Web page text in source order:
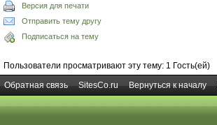
Версия для печати
Отправить тему другу
Подписаться на тему
Пользователи просматривают эту тему: 1 Гость(ей)
Обратная связь
SitesCo.ru Вернуться к началу